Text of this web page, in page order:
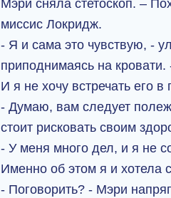
Мэри сняла стетоскоп. –
миссис Локридж.
- Я и сама это чувствую, -
приподнимаясь на
И я не хочу встречать его в
- Думаю, вам следует
стоит рисковать своим
- У меня много дел, и я не
Именно об этом я и хотела
- Поговорить? - Мэри